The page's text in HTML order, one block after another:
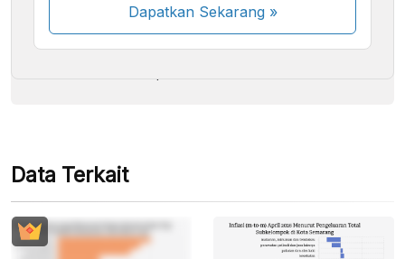
Dapatkan Sekarang»
Beberapa metode pembayaran masih dalam
Data Terkait